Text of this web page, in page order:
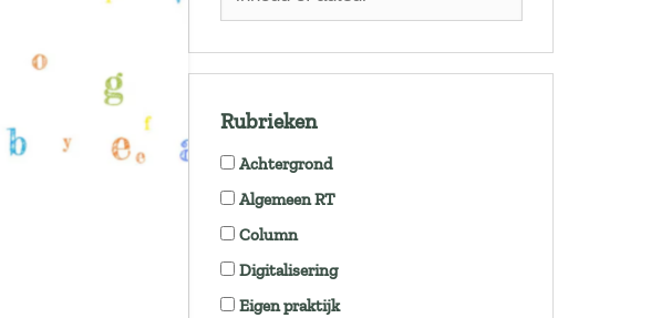
Rubrieken
Achtergrond
Algemeen RT
Column
Digitalisering
Eigen praktijk